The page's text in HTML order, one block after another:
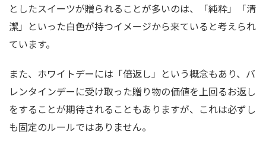
としたスイーツが贈られることが多いのは、「純粋」「清
潔」といった白色が持つイメージから来ていると考えられ
ています。
また、ホワイトデーには「倍返し」という概念もあり、バ
レンタインデーに受け取った贈り物の価値を上回るお返し
をすることが期待されることもありますが、これは必ずし
も固定のルールではありません。